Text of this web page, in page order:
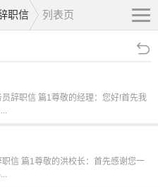
职信 列表页
辞职信 篇1尊敬的经理：您好!首先我
信 篇1尊敬的洪校长：首先感谢您一